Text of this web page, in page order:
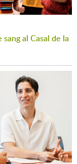
al Casal de la